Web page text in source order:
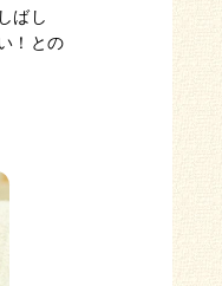
ばし
！との